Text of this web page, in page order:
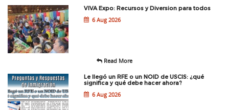
VIVA Expo: Recursos y Diversion para todos
6 Aug 2026
Read More
Le llegó un RFE o un NOID de USCIS: ¿qué
significa y qué debe hacer ahora?
6 Aug 2026